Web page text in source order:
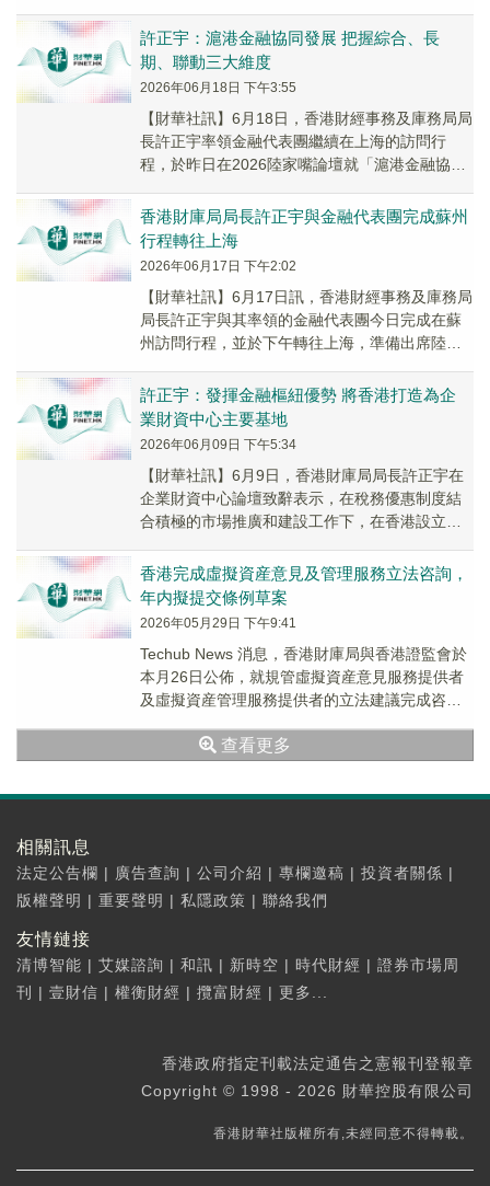
許正宇：滬港金融協同發展 把握綜合、長
期、聯動三大維度
2026年06月18日 下午3:55
【財華社訊】6月18日，香港財經事務及庫務局局
長許正宇率領金融代表團繼續在上海的訪問行
程，於昨日在2026陸家嘴論壇就「滬港金融協同
合性...
香港財庫局局長許正宇與金融代表團完成蘇州
行程轉往上海
2026年06月17日 下午2:02
【財華社訊】6月17日訊，香港財經事務及庫務局
局長許正宇與其率領的金融代表團今日完成在蘇
州訪問行程，並於下午轉往上海，準備出席陸家
會，並...
許正宇：發揮金融樞紐優勢 將香港打造為企
業財資中心主要基地
2026年06月09日 下午5:34
【財華社訊】6月9日，香港財庫局局長許正宇在
企業財資中心論壇致辭表示，在稅務優惠制度結
合積極的市場推廣和建設工作下，在香港設立的
政府推動...
香港完成虛擬資産意見及管理服務立法咨詢，
年内擬提交條例草案
2026年05月29日 下午9:41
Techub News 消息，香港財庫局與香港證監會於
本月26日公佈，就規管虛擬資産意見服務提供者
及虛擬資産管理服務提供者的立法建議完成咨詢
查看更多
相關訊息
法定公告欄 | 廣告查詢 | 公司介紹 | 專欄邀稿 | 投資者關係 |
版權聲明 | 重要聲明 | 私隱政策 | 聯絡我們
友情鏈接
清博智能 | 艾媒諮詢 | 和訊 | 新時空 | 時代財經 | 證券市場周
刊
| 壹財信 | 權衡財經 | 攬富財經 | 更多...
香港政府指定刊載法定通告之憲報刊登報章
Copyright © 1998 - 2026 財華控股有限公司
香港財華社版權所有,未經同意不得轉載。